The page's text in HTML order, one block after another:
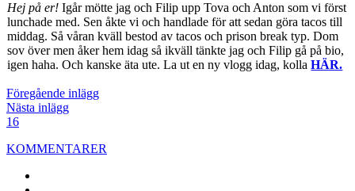
Hej på er! Igår mötte jag och Filip upp Tova och Anton som vi först
lunchade med. Sen åkte vi och handlade för att sedan göra tacos till
middag. Så våran kväll bestod av tacos och prison break typ. Dom
sov över men åker hem idag så ikväll tänkte jag och Filip gå på bio,
igen haha. Och kanske äta ute. La ut en ny vlogg idag, kollaHÄR.
Föregående inlägg
Nästa inlägg
16
KOMMENTARER